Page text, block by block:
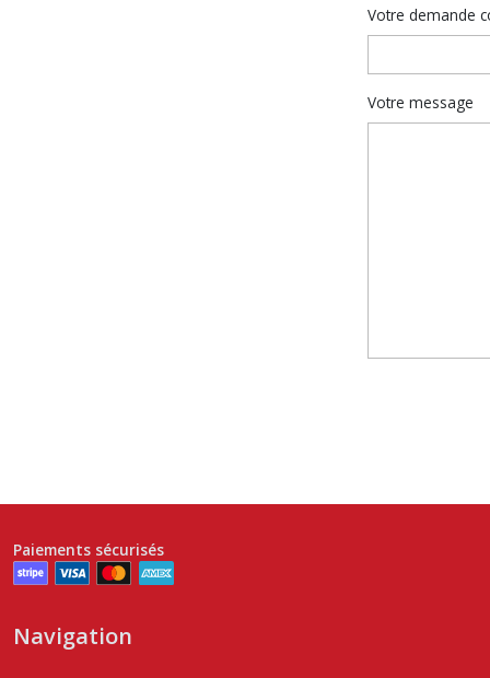
Votre demande
Votre message
Paiements sécurisés
Navigation